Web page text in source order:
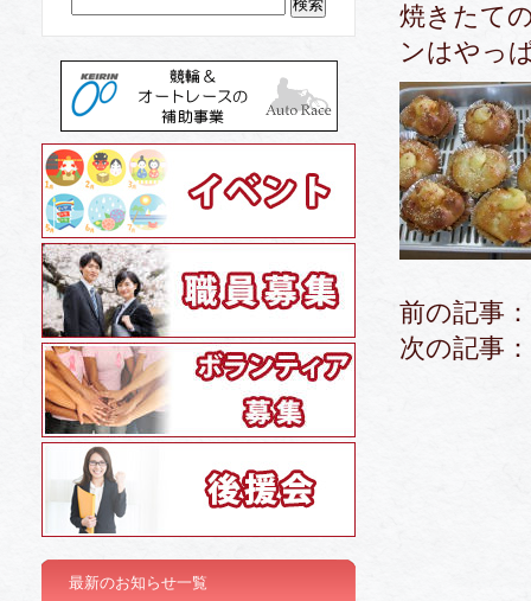
焼きたて
ンはやっ
前の記事
次の記事
最新のお知らせ一覧